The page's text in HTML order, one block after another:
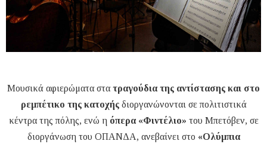
Μουσικά αφιερώματα στα τραγούδια της αντίστασης και στο
ρεμπέτικο της κατοχήςδιοργανώνονται σε πολιτιστικά
κέντρα της πόλης, ενώ η όπερα «Φιντέλιο» του Μπετόβεν, σε
διοργάνωση του ΟΠΑΝΔΑ, ανεβαίνει στο «Ολύμπια